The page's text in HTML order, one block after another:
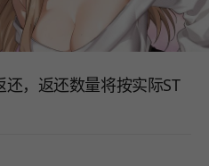
，返还数量将按实际ST